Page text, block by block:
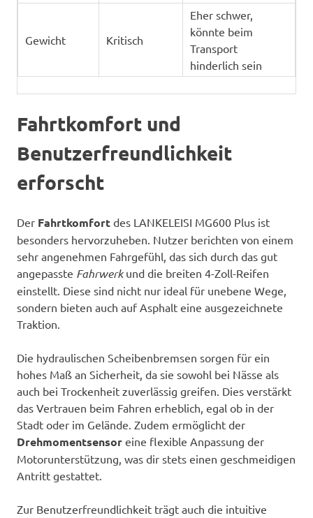
Gewicht Kritisch
Eher schwer,
könnte beim
Transport
hinderlich sein
Fahrtkomfort und
Benutzerfreundlichkeit
erforscht
Der Fahrtkomfort des LANKELEISI MG600 Plus ist
besonders hervorzuheben. Nutzer berichten von einem
sehr angenehmen Fahrgefühl, das sich durch das gut
angepasste Fahrwerkund die breiten 4-Zoll-Reifen
einstellt. Diese sind nicht nur ideal für unebene Wege,
sondern bieten auch auf Asphalt eine ausgezeichnete
Traktion.
Die hydraulischen Scheibenbremsen sorgen für ein
hohes Maß an Sicherheit, da sie sowohl bei Nässe als
auch bei Trockenheit zuverlässig greifen. Dies verstärkt
das Vertrauen beim Fahren erheblich, egal ob in der
Stadt oder im Gelände. Zudem ermöglicht der
Drehmomentsensor eine flexible Anpassung der
Motorunterstützung, was dir stets einen geschmeidigen
Antritt gestattet.
Zur Benutzerfreundlichkeit trägt auch die intuitive